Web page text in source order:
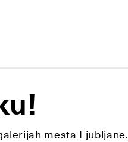
mesta Ljubljane.